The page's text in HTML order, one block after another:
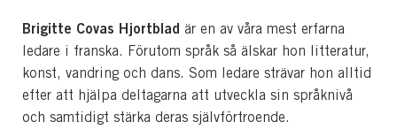
Brigitte Covas Hjortblad är en av våra mest erfarna
ledare i franska. Förutom språk så älskar hon litteratur,
konst, vandring och dans. Som ledare strävar hon alltid
efter att hjälpa deltagarna att utveckla sin språknivå
och samtidigt stärka deras självförtroende.